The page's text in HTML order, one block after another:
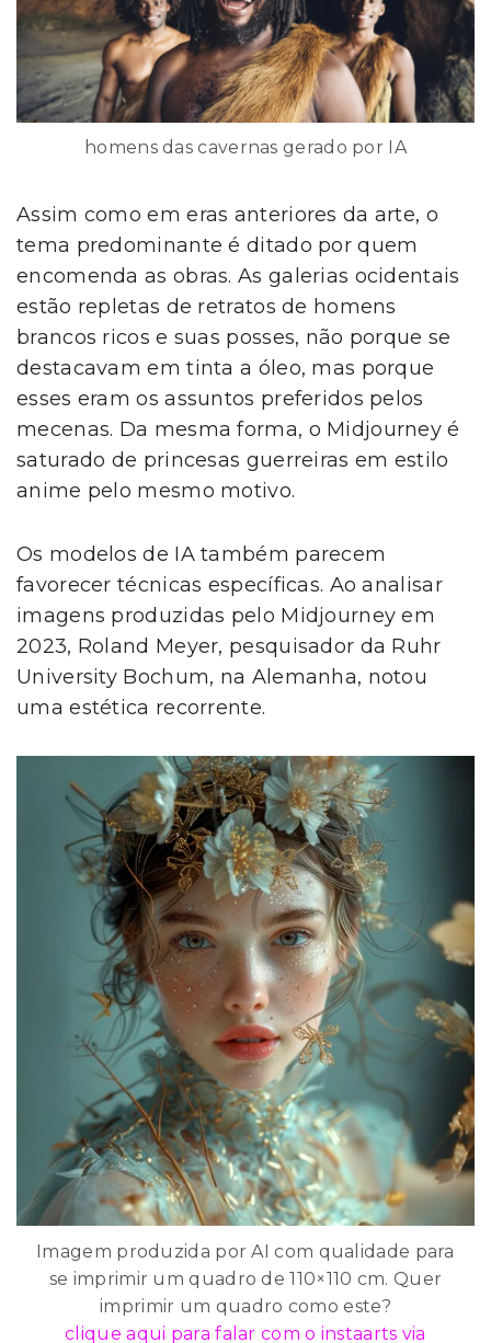
homens das cavernas gerado por IA
Assim como em eras anteriores da arte, o
tema predominante é ditado por quem
encomenda as obras. As galerias ocidentais
estão repletas de retratos de homens
brancos ricos e suas posses, não porque se
destacavam em tinta a óleo, mas porque
esses eram os assuntos preferidos pelos
mecenas. Da mesma forma, o Midjourney é
saturado de princesas guerreiras em estilo
anime pelo mesmo motivo.
Os modelos de IA também parecem
favorecer técnicas específicas. Ao analisar
imagens produzidas pelo Midjourney em
2023, Roland Meyer, pesquisador da Ruhr
University Bochum, na Alemanha, notou
uma estética recorrente.
Imagem produzida por AI com qualidade para
se imprimir um quadro de 110×110 cm. Quer
imprimir um quadro como este?
clique aqui para falar com o instaarts via